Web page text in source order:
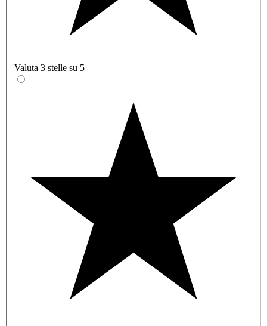
Valuta 3 stelle su 5